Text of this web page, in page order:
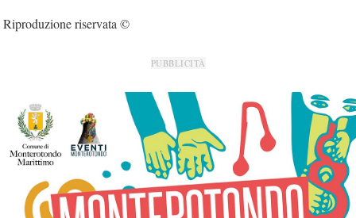
Riproduzione riservata ©
PUBBLICITÀ